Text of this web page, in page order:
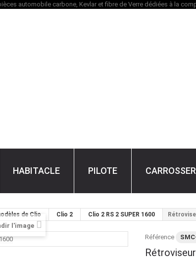
HABITACLE PILOTE
de Clio Clio 2 Clio 2 RS 2 SUPER 1600
l'image
Référence